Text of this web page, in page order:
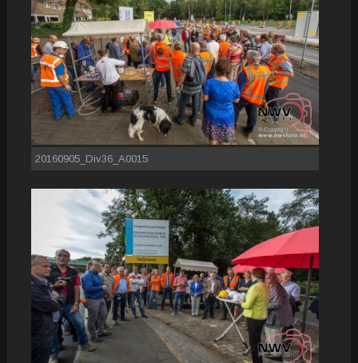
20160905_Div36_A0015